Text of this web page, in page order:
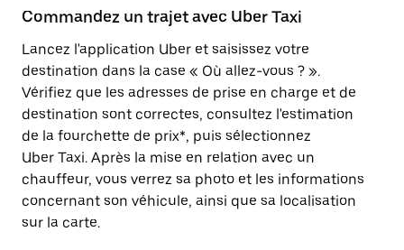
calendrier.
Commandez un trajet avec Uber Taxi
Lancez l'application Uber et saisissez votre
destination dans la case « Où allez-vous ? ».
Vérifiez que les adresses de prise en charge et de
destination sont correctes, consultez l'estimation
de la fourchette de prix*, puis sélectionnez
Uber Taxi. Après la mise en relation avec un
chauffeur, vous verrez sa photo et les informations
concernant son véhicule, ainsi que sa localisation
sur la carte.